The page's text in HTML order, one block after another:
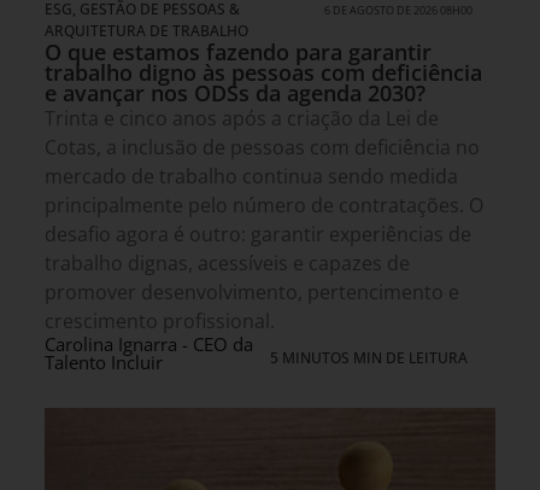
ESG, GESTÃO DE PESSOAS &
ARQUITETURA DE TRABALHO
6 DE AGOSTO DE 2026 08H00
O que estamos fazendo para garantir
trabalho digno às pessoas com deficiência
e avançar nos ODSs da agenda 2030?
Trinta e cinco anos após a criação da Lei de
Cotas, a inclusão de pessoas com deficiência no
mercado de trabalho continua sendo medida
principalmente pelo número de contratações. O
desafio agora é outro: garantir experiências de
trabalho dignas, acessíveis e capazes de
promover desenvolvimento, pertencimento e
crescimento profissional.
Carolina Ignarra - CEO da
Talento Incluir 5 MINUTOS MIN DE LEITURA